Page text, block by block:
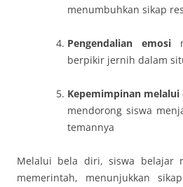
menumbuhkan sikap
Pengendalian emosi
berpikir jernih dalam
Kepemimpinan
mendorong siswa
temannya
Melalui bela diri, siswa belajar
memerintah, menunjukkan